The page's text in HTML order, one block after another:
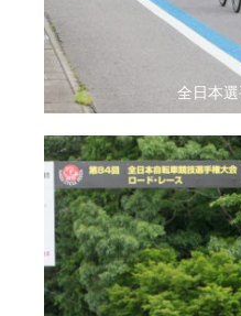
全日本